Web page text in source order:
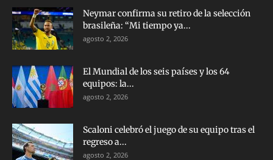
Neymar confirma su retiro de la selección
brasileña: “Mi tiempo ya...
agosto 2, 2026
El Mundial de los seis países y los 64
equipos: la...
agosto 2, 2026
Scaloni celebró el juego de su equipo tras el
regreso a...
agosto 2, 2026